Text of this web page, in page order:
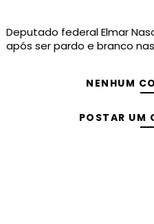
Deputado federal Elmar
após ser pardo e branco
NENHUM
POSTAR UM